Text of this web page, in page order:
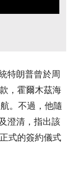
特朗普曾於周
，霍爾木茲海
。不過，他隨
澄清，指出該
式的簽約儀式